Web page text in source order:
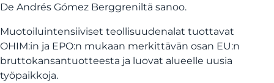
De Andrés Gómez Berggreniltä sanoo.
Muotoiluintensiiviset teollisuudenalat tuottavat
OHIM:in ja EPO:n mukaan merkittävän osan EU:n
bruttokansantuotteesta ja luovat alueelle uusia
työpaikkoja.